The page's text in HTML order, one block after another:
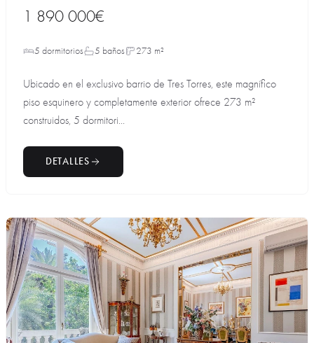
1 890 000€
5 dormitorios 5 baños 273 m²
Ubicado en el exclusivo barrio de Tres Torres, este magnífico
piso esquinero y completamente exterior ofrece 273 m²
construidos, 5 dormitori...
DETALLES